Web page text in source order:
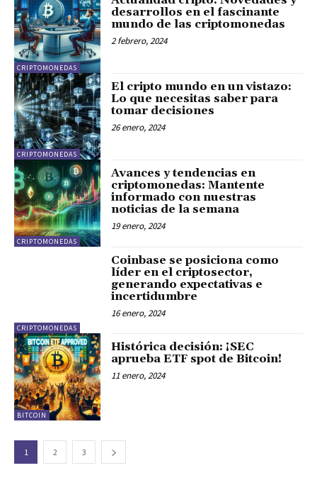
CRIPTOMONEDAS
desarrollos en el fascinante
mundo de las criptomonedas
2 febrero, 2024
CRIPTOMONEDAS
El cripto mundo en un vistazo:
Lo que necesitas saber para
tomar decisiones
26 enero, 2024
CRIPTOMONEDAS
Avances y tendencias en
criptomonedas: Mantente
informado con nuestras
noticias de la semana
19 enero, 2024
CRIPTOMONEDAS
Coinbase se posiciona como
líder en el criptosector,
generando expectativas e
incertidumbre
16 enero, 2024
BITCOIN
Histórica decisión: ¡SEC
aprueba ETF spot de Bitcoin!
11 enero, 2024
1 2 3